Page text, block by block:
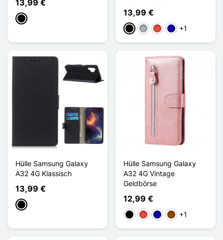
13,99 €
Schwarz
13,99 €
Schwarz
GrauRot Dunkelblau
+1
Hülle Samsung Galaxy
A32 4G Klassisch
13,99 €
Schwarz
Hülle Samsung Galaxy
A32 4G Vintage
Geldbörse
12,99 €
Schwarz
Rot Dunkelblau
Braun
+1